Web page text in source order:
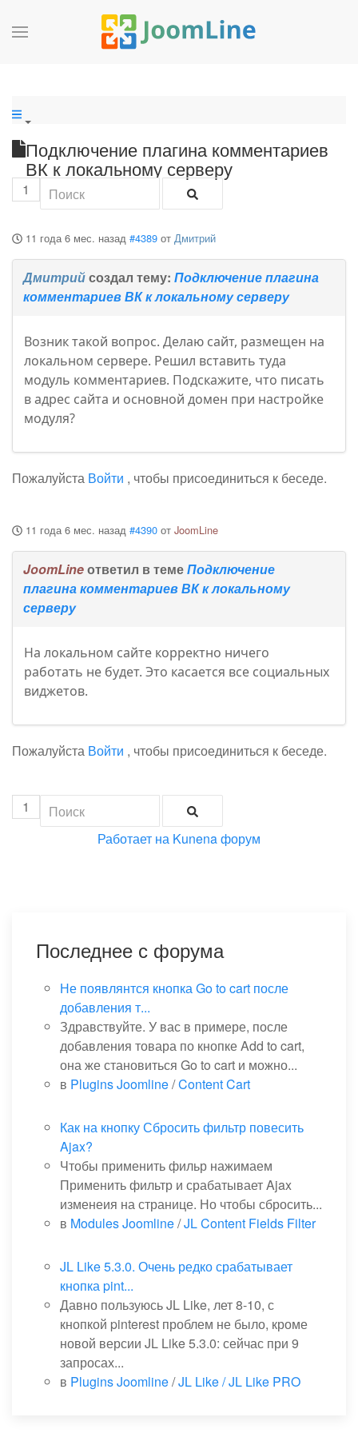
Подключение плагина комментариев
ВК к локальному серверу
1
11 года 6 мес. назад #4389 от Дмитрий
Дмитрийсоздал тему: Подключение плагина
комментариев ВК к локальному серверу
Возник такой вопрос. Делаю сайт, размещен на
локальном сервере. Решил вставить туда
модуль комментариев. Подскажите, что писать
в адрес сайта и основной домен при настройке
модуля?
Пожалуйста Войти , чтобы присоединиться к беседе.
11 года 6 мес. назад #4390 от JoomLine
JoomLineответил в темеПодключение
плагина комментариев ВК к локальному
серверу
На локальном сайте корректно ничего
работать не будет. Это касается все социальных
виджетов.
Пожалуйста Войти , чтобы присоединиться к беседе.
1
Работает на Kunena форум
Последнее с форума
Не появлянтся кнопка Go to cart после
добавления т...
Здравствуйте. У вас в примере, после
добавления товара по кнопке Add to cart,
она же становиться Go to cart и можно...
в Plugins Joomline/Content Cart
Как на кнопку Сбросить фильтр повесить
Ajax?
Чтобы применить фильр нажимаем
Применить фильтр и срабатывает Ajax
изменеия на странице. Но чтобы сбросить...
в Modules Joomline/JL Content Fields Filter
JL Like 5.3.0. Очень редко срабатывает
кнопка pint...
Давно пользуюсь JL Like, лет 8-10, с
кнопкой pinterest проблем не было, кроме
новой версии JL Like 5.3.0: сейчас при 9
запросах...
в Plugins Joomline/JL Like / JL Like PRO